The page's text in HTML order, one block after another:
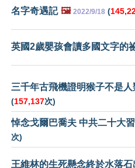
名字奇遇記 🖼️ 2022/9/18 (
英國2歲嬰孩會讀多國文字的
三千年古飛機證明猴子不是
(157,137次)
悼念戈爾巴喬夫 中共二十大
次)
王維林的生死懸念終於水落石